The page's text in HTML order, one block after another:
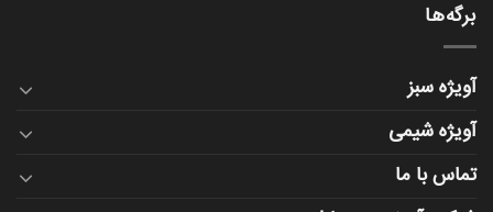
برگه‌ها
آویژه سبز
آویژه شیمی
تماس با ما